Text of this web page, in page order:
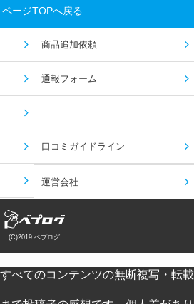
ページTOPへ戻る
商品追加依頼
通報フォーム
口コミガイドライン
運営会社
(C)2019 ベプログ
べてのコンテンツの無断複写・転載